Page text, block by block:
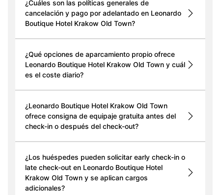
¿Cuáles son las políticas generales de
cancelación y pago por adelantado en Leonardo
Boutique Hotel Krakow Old Town?
¿Qué opciones de aparcamiento propio ofrece
Leonardo Boutique Hotel Krakow Old Town y cuál
es el coste diario?
¿Leonardo Boutique Hotel Krakow Old Town
ofrece consigna de equipaje gratuita antes del
check-in o después del check-out?
¿Los huéspedes pueden solicitar early check-in o
late check-out en Leonardo Boutique Hotel
Krakow Old Town y se aplican cargos
adicionales?